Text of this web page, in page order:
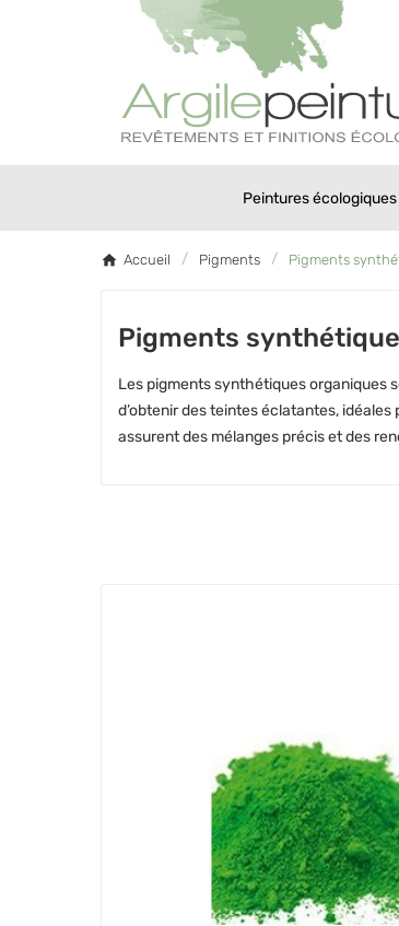
Peintures écologiques
Accueil Pigments Pigments
Pigments
Les pigments synthétiques organiques
d’obtenir des teintes éclatantes,
assurent des mélanges précis et des